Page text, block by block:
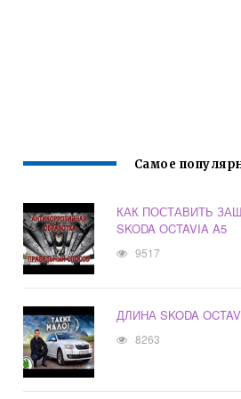
Самое
КАК ПОСТАВИТЬ
SKODA OCTAVIA A5
9517
ДЛИНА SKODA
8263